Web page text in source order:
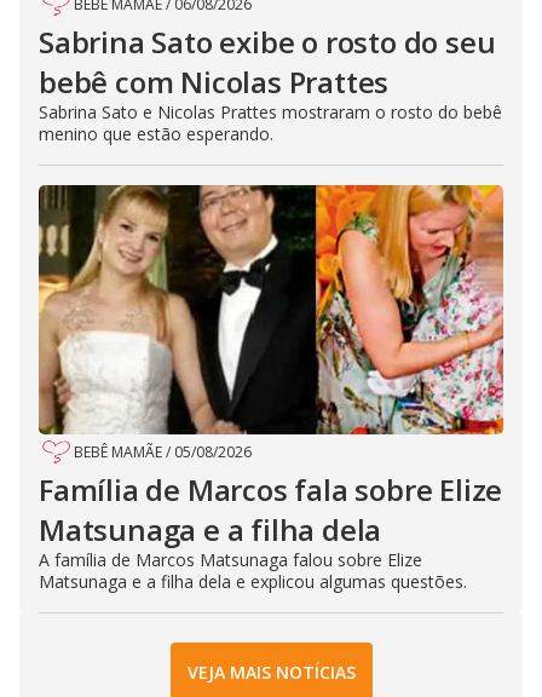
BEBÊ MAMÃE/ 06/08/2026
Sabrina Sato exibe o rosto do seu
bebê com Nicolas Prattes
Sabrina Sato e Nicolas Prattes mostraram o rosto do bebê
menino que estão esperando.
BEBÊ MAMÃE/ 05/08/2026
Família de Marcos fala sobre Elize
Matsunaga e a filha dela
A família de Marcos Matsunaga falou sobre Elize
Matsunaga e a filha dela e explicou algumas questões.
VEJA MAIS NOTÍCIAS